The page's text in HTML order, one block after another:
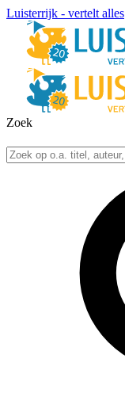
Luisterrijk - vertelt alles
Zoek